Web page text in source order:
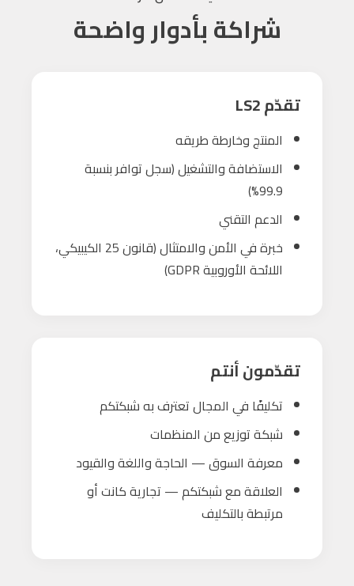
شراكة بأدوار واضحة
تقدّم LS2
المنتج وخارطة طريقه
الاستضافة والتشغيل (سجل توافر بنسبة
99.9%)
الدعم التقني
خبرة في الأمن والامتثال (قانون 25 الكيبيكي،
اللائحة الأوروبية GDPR)
تقدّمون أنتم
تكليفًا في المجال تعترف به شبكتكم
شبكة توزيع من المنظمات
معرفة السوق — الحاجة واللغة والقيود
العلاقة مع شبكتكم — تجارية كانت أو
مرتبطة بالتكليف